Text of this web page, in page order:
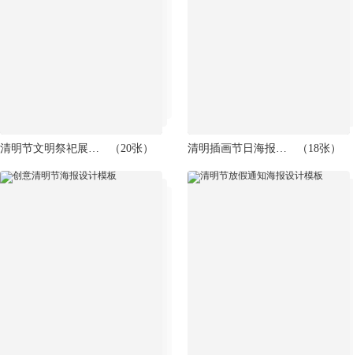
清明节文明祭祀展板模板 （20张） 清明插画节日海报模板 （18张）